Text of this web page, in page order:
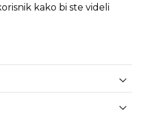
kako bi ste videli